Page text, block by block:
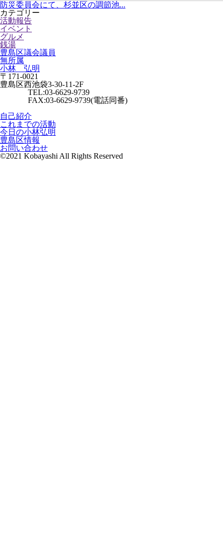
防災委員会にて、杉並区の調節池...
カテゴリー
活動報告
イベント
グルメ
銭湯
豊島区議会議員
無所属
小林 弘明
〒171-0021
豊島区西池袋3-30-11-2F
TEL:03-6629-9739
FAX:03-6629-9739(電話同番)
自己紹介
これまでの活動
今日の小林弘明
豊島区情報
お問い合わせ
©2021 Kobayashi All Rights Reserved